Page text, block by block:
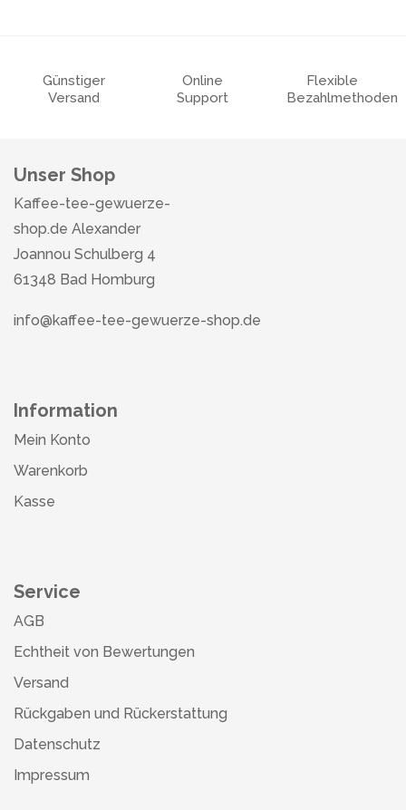
Günstiger
Versand
Online
Support
Flexible
Bezahlmethoden
Unser Shop
Kaffee-tee-gewuerze-
shop.de Alexander
Joannou Schulberg 4
61348 Bad Homburg
info@kaffee-tee-gewuerze-shop.de
Information
Mein Konto
Warenkorb
Kasse
Service
AGB
Echtheit von Bewertungen
Versand
Rückgaben und Rückerstattung
Datenschutz
Impressum